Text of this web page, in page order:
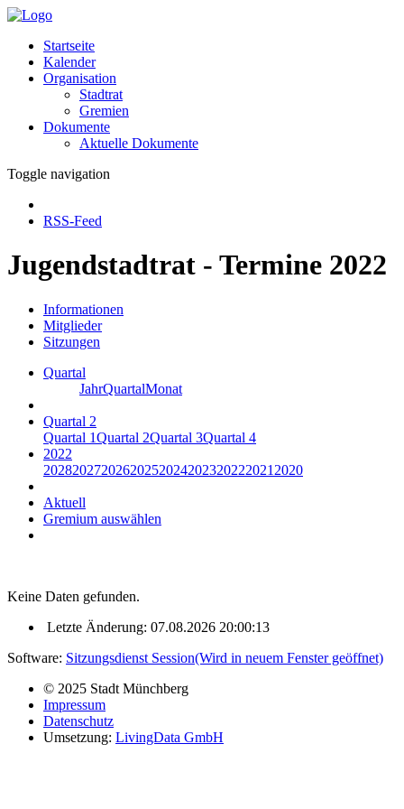
Startseite
Kalender
Organisation
Stadtrat
Gremien
Dokumente
Aktuelle Dokumente
Toggle navigation
RSS-Feed
Jugendstadtrat - Termine 2022
Informationen
Mitglieder
Sitzungen
Quartal
JahrQuartalMonat
Quartal 2
Quartal 1Quartal 2Quartal 3Quartal 4
2022
20282027202620252024202320222021 2020
Aktuell
Gremium auswählen
Keine Daten gefunden.
Letzte Änderung: 07.08.2026 20:00:13
Software: Sitzungsdienst Session(Wird in neuem Fenster geöffnet)
© 2025 Stadt Münchberg
Impressum
Datenschutz
Umsetzung: LivingData GmbH